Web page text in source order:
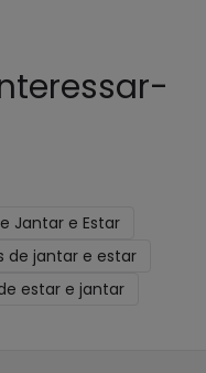
Jantar e Estar
de jantar e estar
estar e jantar